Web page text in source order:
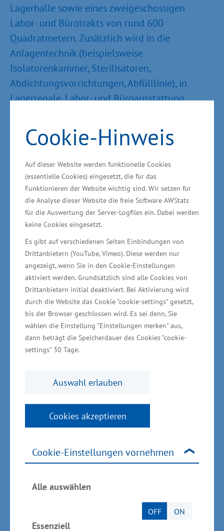
Cookie-Hinweis
Auf dieser Website werden funktionelle Cookies
(essentielle Cookies) eingesetzt, die für das
Funktionieren der Website wichtig sind. Wir setzen für
die Analyse dieser Website die freie Software AWStats
für die Auswertung der Server-Logfiles ein. Dabei werden
keine Cookies eingesetzt.
Es gibt auf verschiedenen Seiten Einbindungen von
Drittanbietern (YouTube, Vimeo). Diese werden nur
angezeigt, wenn Sie in den Cookie-Einstellungen
aktiviert werden. Grundsätzlich sind alle Cookies von
Drittanbietern initial deaktiviert. Bei Aktivierung wird
durch die Website das Cookie "cookie-settings" gesetzt,
bis der Browser geschlossen wird. Es sei denn, Sie
wählen die Einstellung "Einstellungen merken" aus,
dann beträgt die Speicherdauer des Cookies "cookie-
settings" 30 Tage.
Auswahl erlauben
Cookies akzeptieren
Cookie-Einstellungen vornehmen
Alle auswählen
OFF ON
Essenziell
Lagerhalle sowie eines zweigeschossigen
Labor- und Bürotrakts von rund 600
Quadratmetern. Zusätzlich wird in die
Anlagentechnik (beispielsweise
Isolatorenkammer, Sterilisatoren,
Abdichtungsvorrichtungen, Abfülllinie), in
Lagerregale, Labor- und Büroausstattung
Mitte 2016 geplant. „AqVida hat sich
insbesondere auf dem Gebiet der Krebstherapie
vor Ort hergestellt werden“, so Glawe weiter.
„Die Gesundheitswirtschaft ist ein strategisch
wichtiger Zukunftsmarkt mit deutlichem
Wachstumspotential für Mecklenburg-
hochqualifizierte, nachhaltige Jobs auf dem
ersten Arbeitsmarkt. Davon brauchen wir noch
mehr im Land. AqVida leistet einen Beitrag
hierfür“, betonte Glawe.
Informationen zur
Gesundheitswirtschaft in
Mecklenburg-Vorpommern
In dem Wirtschaftszweig arbeiten 136.600
Erwerbstätige. Rund jeder fünfte Arbeitsplatz in
Mecklenburg-Vorpommern besteht damit
innerhalb der Gesundheitswirtschaft. Weitere
102.700 Erwerbstätige stehen mit der
Gesundheitswirtschaft in Verbindung. Damit
Erwerbstätigen. Der Anteil an der gesamten
regionalen Bruttowertschöpfung beträgt 14,6
Prozent und ist seit dem Jahr 2000